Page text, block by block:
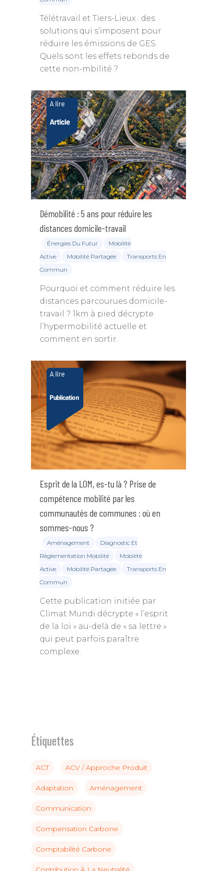
Télétravail et Tiers-Lieux : des
solutions qui s’imposent pour
réduire les émissions de GES.
Quels sont les effets rebonds de
cette non-mbilité ?
Démobilité : 5 ans pour réduire les
distances domicile-travail
Énergies Du Futur
Mobilité
Active
Mobilité Partagée
Transports En
Commun
Pourquoi et comment réduire les
distances parcourues domicile-
travail ? 1km à pied décrypte
l’hypermobilité actuelle et
comment en sortir.
Esprit de la LOM, es-tu là ? Prise de
compétence mobilité par les
communautés de communes : où en
sommes-nous ?
Aménagement
Diagnostic Et
Règlementation Mobilité
Mobilité
Active
Mobilité Partagée
Transports En
Commun
Cette publication initiée par
Climat Mundi décrypte « l’esprit
de la loi » au-delà de « sa lettre »
qui peut parfois paraître
complexe.
Étiquettes
ACT ACV / Approche Produit
Adaptation Aménagement
Communication
Compensation Carbone
Comptabilité Carbone